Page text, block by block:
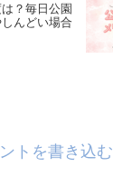
？毎日公園
んどい場合
トを書き込む